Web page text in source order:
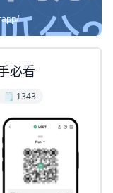
必看
🗒️ 1343